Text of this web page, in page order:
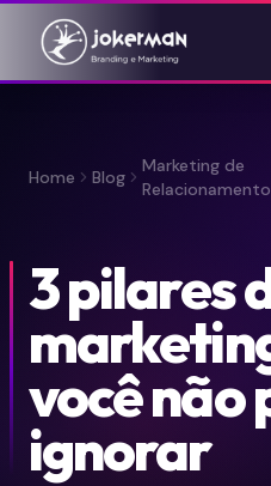
Home Blog
Marketing de
Relacionamento
3 pilares
você não
ignorar